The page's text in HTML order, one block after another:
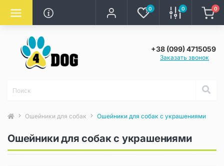
0 0 0
+38 (099) 4715059
Заказать звонок
Ошейники для собак Ошейники для собак с украшениями
Ошейники для собак с украшениями